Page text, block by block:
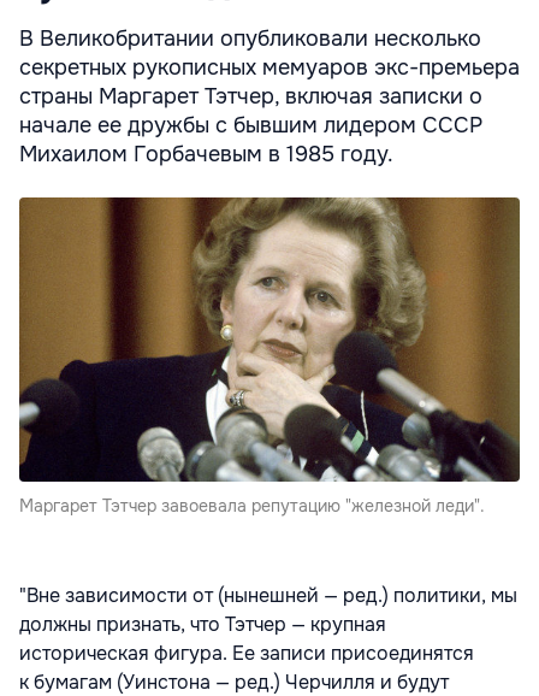
В Великобритании опубликовали несколько
секретных рукописных мемуаров экс-премьера
страны Маргарет Тэтчер, включая записки о
начале ее дружбы с бывшим лидером СССР
Михаилом Горбачевым в 1985 году.
Маргарет Тэтчер завоевала репутацию "железной леди".
"Вне зависимости от (нынешней — ред.) политики, мы
должны признать, что Тэтчер — крупная
историческая фигура. Ее записи присоединятся
к бумагам (Уинстона — ред.) Черчилля и будут